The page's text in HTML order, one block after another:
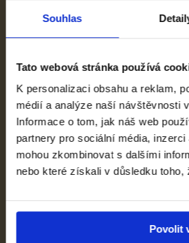
Souhlas
Tato webová stránka používá
K personalizaci obsahu a reklam,
médií a analýze naší návštěvnosti
Informace o tom, jak náš web
partnery pro sociální média,
mohou zkombinovat s dalšími
nebo které získali v důsledku
Povolit
1918–1938: První
Veletržní palác
Instagram
YouTube